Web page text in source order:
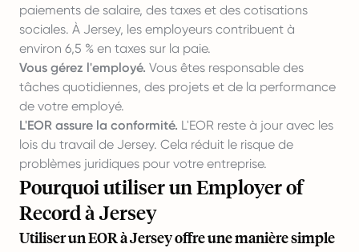
paiements de salaire, des taxes et des cotisations
sociales. À Jersey, les employeurs contribuent à
environ 6,5 % en taxes sur la paie.
Vous gérez l'employé. Vous êtes responsable des
tâches quotidiennes, des projets et de la performance
de votre employé.
L'EOR assure la conformité. L'EOR reste à jour avec les
lois du travail de Jersey. Cela réduit le risque de
problèmes juridiques pour votre entreprise.
Pourquoi utiliser un Employer of
Record à Jersey
Utiliser un EOR à Jersey offre une manière simple